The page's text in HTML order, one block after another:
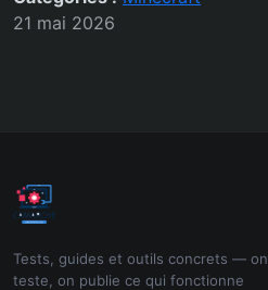
21 mai 2026
Tests, guides et outils concrets — on
teste, on publie ce qui fonctionne